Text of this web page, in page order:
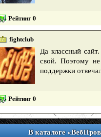
Рейтинг 0
fightclub
Да классный
свой. Поэтому
поддержки
Рейтинг 0
В каталоге